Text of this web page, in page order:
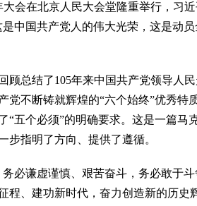
在北京人民大会堂隆重举行，习近
中国共产党人的伟大光荣，这是动员
总结了105年来中国共产党领导人民
党不断铸就辉煌的“六个始终”优秀特
“五个必须”的明确要求。这是一篇马
步指明了方向、提供了遵循。
谦虚谨慎、艰苦奋斗，务必敢于斗
程、建功新时代，奋力创造新的历史